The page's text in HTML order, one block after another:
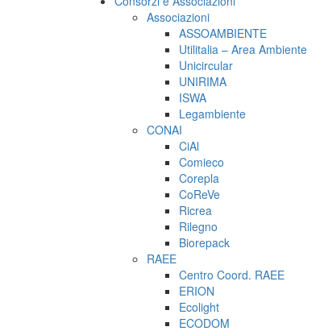
Associazioni
ASSOAMBIENTE
Utilitalia – Area Ambiente
Unicircular
UNIRIMA
ISWA
Legambiente
CONAI
CiAl
Comieco
Corepla
CoReVe
Ricrea
Rilegno
Biorepack
RAEE
Centro Coord. RAEE
ERION
Ecolight
ECODOM